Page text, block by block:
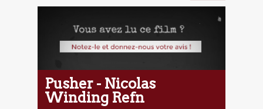
Pusher - Nicolas
Winding Refn